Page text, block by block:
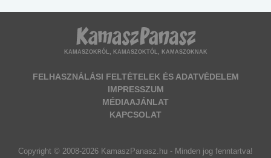
KAMASZOKRÓL, KAMASZOKTÓL, KAMASZOKNAK
FELHASZNÁLÁSI FELTÉTELEK ÉS ADATVÉDELEM
IMPRESSZUM
MÉDIAAJÁNLAT
KAPCSOLAT
Copyright © 2008-2026 KamaszPanasz.hu - Minden jog fenntartva!